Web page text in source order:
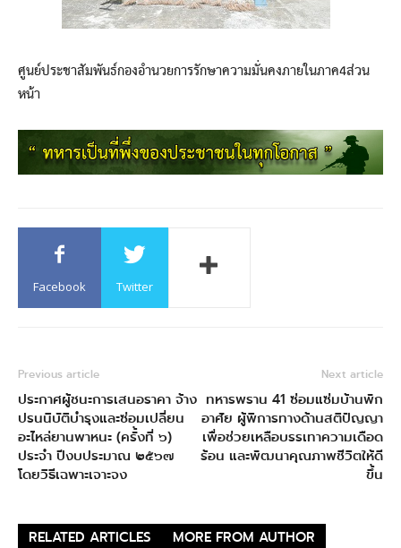
ศูนย์ประชาสัมพันธ์กองอำนวยการรักษาความมั่นคงภายในภาค4ส่วน
หน้า
Facebook Twitter
Previous article
ประกาศผู้ชนะการเสนอราคา จ้าง
ปรนนิบัติบำรุงและซ่อมเปลี่ยน
อะไหล่ยานพาหนะ (ครั้งที่ ๖)
ประจำ ปีงบประมาณ ๒๕๖๗
โดยวิธีเฉพาะเจาะจง
Next article
ทหารพราน 41 ซ่อมแซ่มบ้านพัก
อาศัย ผู้พิการทางด้านสติปัญญา
เพื่อช่วยเหลือบรรเทาความเดือด
ร้อน และพัฒนาคุณภาพชีวิตให้ดี
ขึ้น
RELATED ARTICLES MORE FROM AUTHOR